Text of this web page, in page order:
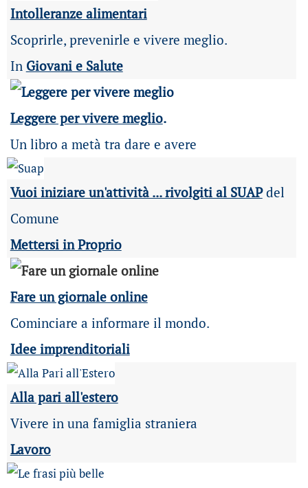
Intolleranze alimentari
Scoprirle, prevenirle e vivere meglio.
In Giovani e Salute
Leggere per vivere meglio.
Un libro a metà tra dare e avere
Vuoi iniziare un'attività ... rivolgiti al SUAPdel
Comune
Mettersi in Proprio
Fare un giornale online
Cominciare a informare il mondo.
Idee imprenditoriali
Alla pari all'estero
Vivere in una famiglia straniera
Lavoro